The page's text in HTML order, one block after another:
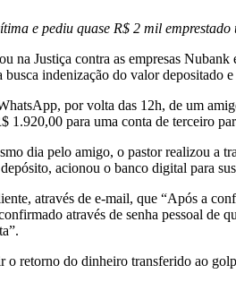
e pediu quase R$ 2 mil
na Justiça contra as empresas
indenização do valor depositado
por volta das 12h, de um
1.920,00 para uma conta de terceiro
dia pelo amigo, o pastor realizou
acionou o banco digital para
através de e-mail, que “Após a
através de senha pessoal de
retorno do dinheiro transferido ao